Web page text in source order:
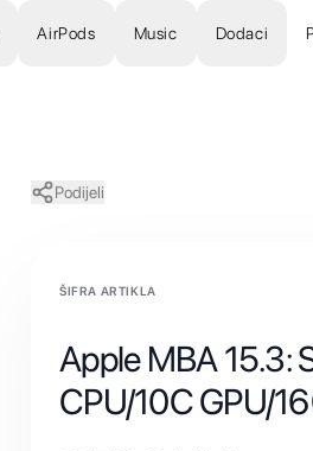
AirPods Music Dodaci
Podijeli
ŠIFRA ARTIKLA
Apple MBA 15.3:
CPU/10C GPU/